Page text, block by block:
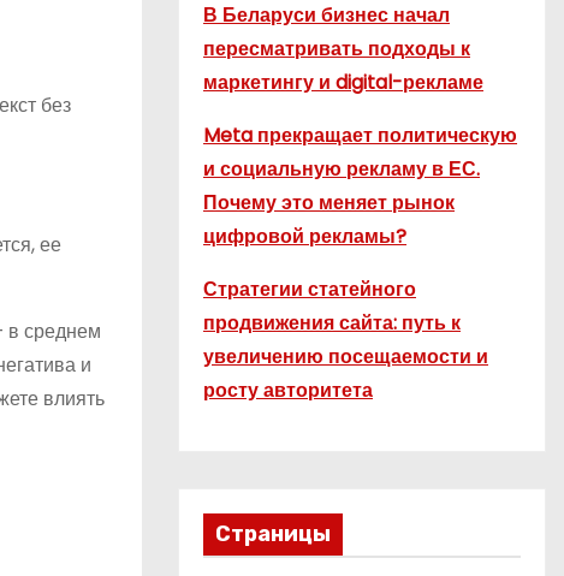
без
ее
в среднем
и
влиять
В Беларуси бизнес начал
пересматривать подходы к
маркетингу и digital-рекламе
Meta прекращает политическую
и социальную рекламу в ЕС.
Почему это меняет рынок
цифровой рекламы?
Стратегии статейного
продвижения сайта: путь к
увеличению посещаемости и
росту авторитета
Страницы